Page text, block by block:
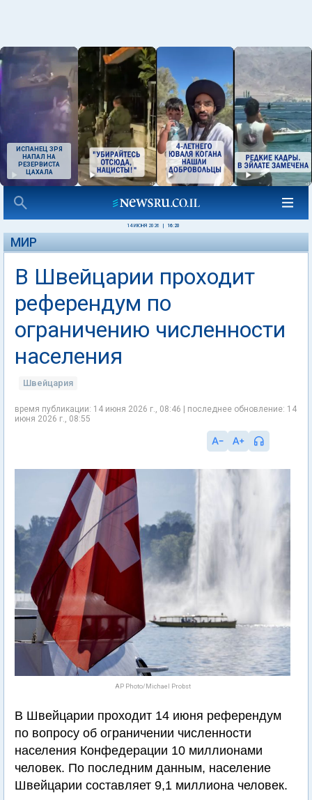
ИСПАНЕЦ ЗРЯ
НАПАЛ НА
РЕЗЕРВИСТА
ЦАХАЛА
14 ИЮНЯ 2026 16:20
МИР
В Швейцарии проходит
референдум по
ограничению численности
населения
Швейцария
время публикации: 14 июня 2026 г., 08:46 | последнее обновление: 14
июня 2026 г., 08:55
AP Photo/Michael Probst
В Швейцарии проходит 14 июня референдум
по вопросу об ограничении численности
населения Конфедерации 10 миллионами
человек. По последним данным, население
Швейцарии составляет 9,1 миллиона человек.